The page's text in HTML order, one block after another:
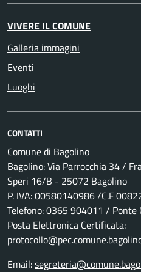
VIVERE IL COMUNE
Galleria immagini
Eventi
Luoghi
CONTATTI
Comune di Bagolino
Bagolino: Via Parrocchia 34 /
Speri 16/B - 25072 Bagolino
P. IVA: 00580140986 /C.F
Telefono: 0365 904011 / Ponte
Posta Elettronica Certificata:
Email: